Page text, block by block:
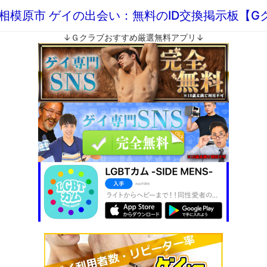
模原市 ゲイの出会い：無料のID交換掲示板【G
↓Ｇクラブおすすめ厳選無料アプリ↓